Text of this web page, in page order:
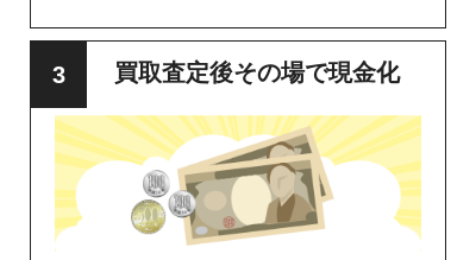
買取査定後その場で現金化